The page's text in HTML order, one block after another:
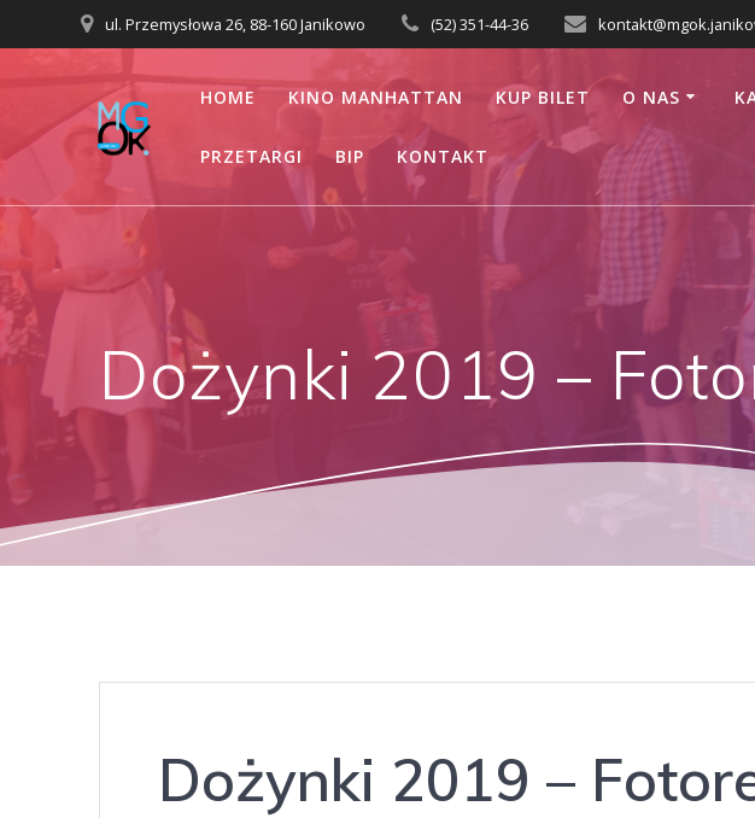
do
treści
ul. Przemysłowa 26, 88-160 Janikowo (52) 351-44-36
HOME KINO MANHATTAN KUP BILET O NAS
PRZETARGI BIP KONTAKT
Dożynki 2019 –
Dożynki 2019 –